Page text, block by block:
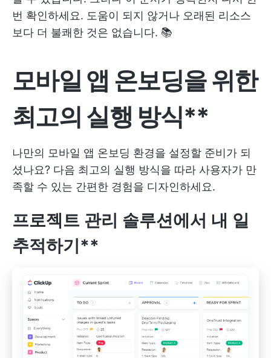
번 확인하세요. 도움이 되지 않거나 오래된 리소스
보다 더 불쾌한 것은 없습니다. 📚
모바일 앱 온보딩을 위한
최고의 실행 방식**
나만의 모바일 앱 온보딩 환경을 설정할 준비가 되
셨나요? 다음 최고의 실행 방식을 따라 사용자가 만
족할 수 있는 간편한 경험을 디자인하세요.
프로젝트 관리 솔루션에서 내 일
추적하기**